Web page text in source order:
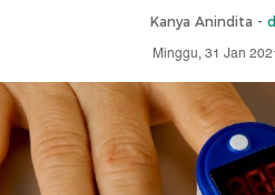
Kanya Anindita -
Minggu, 31 Jan